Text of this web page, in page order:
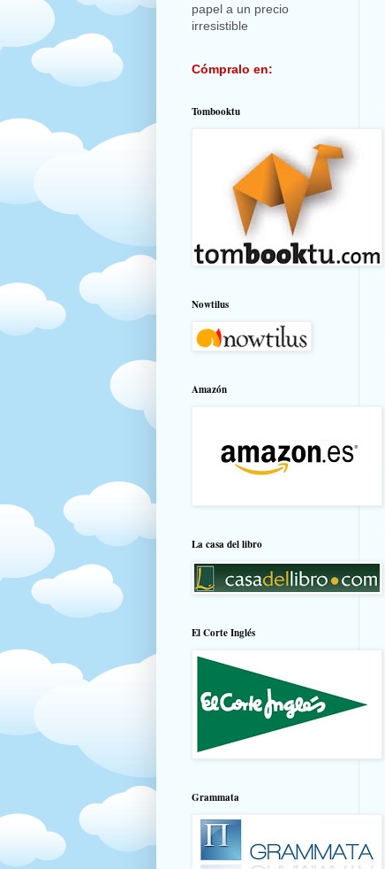
papel a un precio
irresistible
Cómpralo en:
Tombooktu
Nowtilus
Amazón
La casa del libro
El Corte Inglés
Grammata